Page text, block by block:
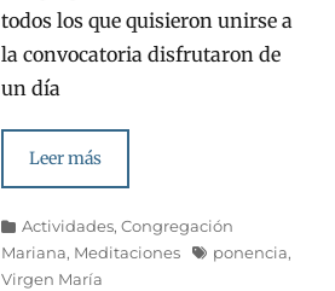
todos los que quisieron unirse a
la convocatoria disfrutaron de
un día
Leer más
Categorías
Actividades,Congregación
Mariana, Meditaciones Etiquetas
ponencia,
Virgen María